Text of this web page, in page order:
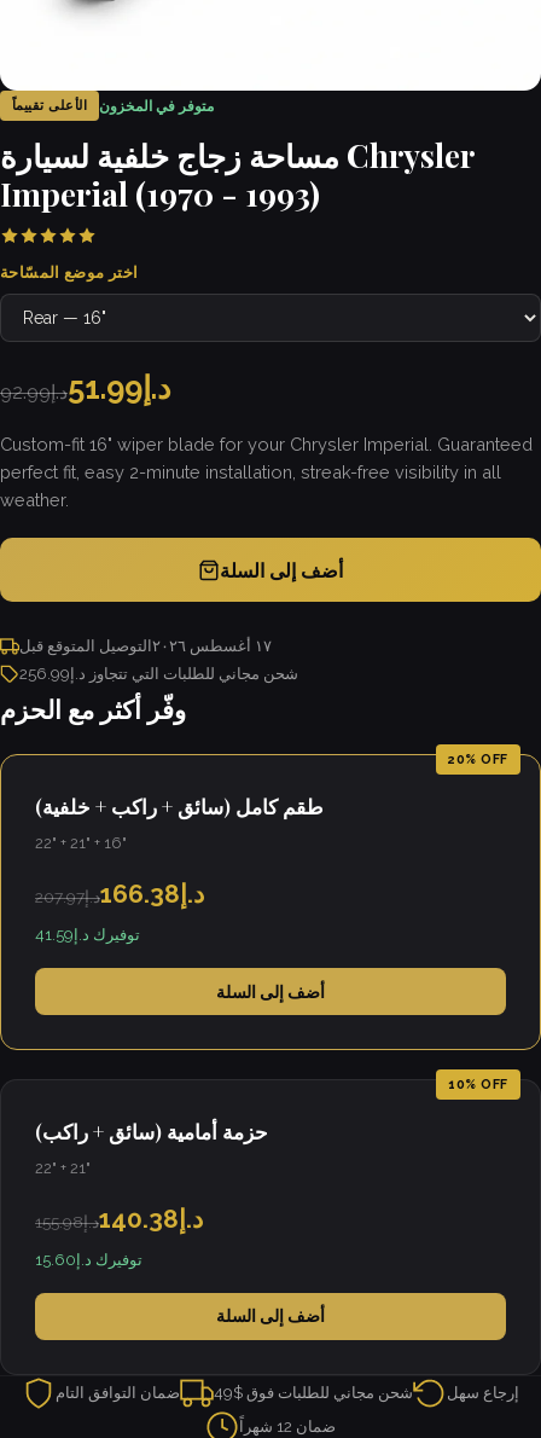
الأعلى تقييماً متوفر في المخزون
مساحة زجاج خلفية لسيارة Chrysler
Imperial (1970 - 1993)
اختر موضع المسّاحة
د.إ92.99 د.إ51.99
Custom-fit 16" wiper blade for your Chrysler Imperial. Guaranteed
perfect fit, easy 2-minute installation, streak-free visibility in all
weather.
أضف إلى السلة
التوصيل المتوقع قبل
١٧ أغسطس ٢٠٢٦
شحن مجاني للطلبات التي تتجاوز د.إ256.99
وفّر أكثر مع الحزم
20% OFF
طقم كامل (سائق + راكب + خلفية)
22" + 21" + 16"
د.إ207.97 د.إ166.38
توفيرك د.إ41.59
أضف إلى السلة
10% OFF
حزمة أمامية (سائق + راكب)
22" + 21"
د.إ155.98 د.إ140.38
توفيرك د.إ15.60
أضف إلى السلة
ضمان التوافق التام شحن مجاني للطلبات فوق $49
إرجاع سهل
ضمان 12 شهراً